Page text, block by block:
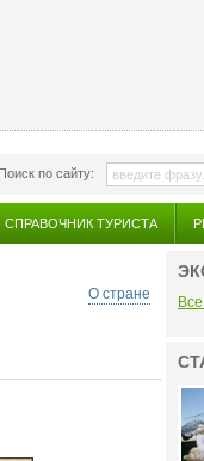
Поиск по сайту:
СПРАВОЧНИК ТУРИСТА
О стране